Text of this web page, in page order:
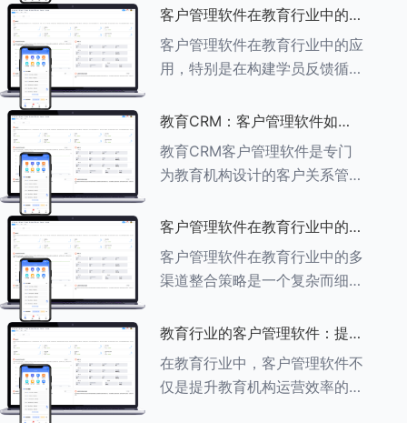
作效率及促进业务增长等多个方
面。以下是对客户管理软件在教
育机构中应用的具体探索：
###一、
客户管理软件在教育行业中的学
员反馈循环机制
客户管理软件在教育行业中的应
用，特别是在构建学员反馈循环
用。以下是对客户管理软件在教
育行业中学员反馈循环机制的详
细分析： ###一、学员反馈循
环机制
教育CRM：客户管理软件如何
助力教育机构实现可持续发展
教育CRM客户管理软件是专门
为教育机构设计的客户关系管理
家长、教师及其他相关方的互
动，对教育机构实现可持续发展
具有重要意义。以下是教育
CRM如何助力教育
客户管理软件在教育行业中的多
渠道整合策略
客户管理软件在教育行业中的多
渠道整合策略是一个复杂而细致
多种渠道，提升教育机构的市场
竞争力、客户满意度和运营效
率。以下是对这一策略的具体分
析： ###
教育行业的客户管理软件：提升
家长参与度的关键
在教育行业中，客户管理软件不
仅是提升教育机构运营效率的重